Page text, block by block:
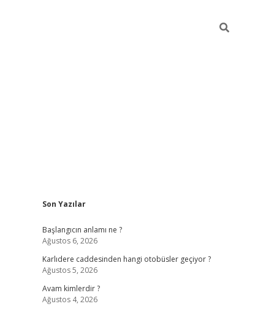
Sidebar
Son Yazılar
Başlangıcın anlamı ne ?
Ağustos 6, 2026
Karlıdere caddesinden hangi otobüsler geçiyor ?
Ağustos 5, 2026
Avam kimlerdir ?
Ağustos 4, 2026
betexper giriş